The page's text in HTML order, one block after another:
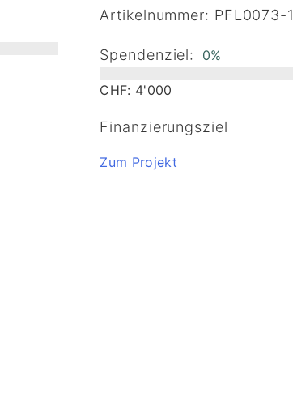
Artikelnummer: PFL0073-1
Spendenziel: 0%
CHF: 4'000
Finanzierungsziel
Zum Projekt